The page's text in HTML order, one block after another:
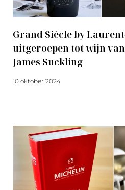
Grand Siècle by
uitgeroepen tot wijn
James Suckling
10 oktober 2024